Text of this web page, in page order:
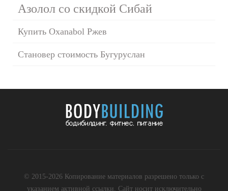
Азолол со скидкой Сибай
Купить Oxanabol Ржев
Становер стоимость Бугуруслан
© 2015-2026 Копирование материалов разрешено только с
указанием активной ссылки. Сайт носит исключительно